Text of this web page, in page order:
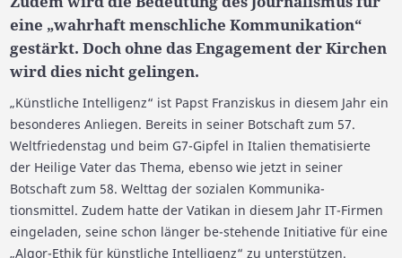
eine „wahrhaft menschliche Kommunikation“
gestärkt. Doch ohne das Engagement der Kirchen
wird dies nicht gelingen.
„Künstliche Intelligenz“ ist Papst Franziskus in diesem Jahr ein
besonderes Anliegen. Bereits in seiner Botschaft zum 57.
Weltfriedenstag und beim G7-Gipfel in Italien thematisierte
der Heilige Vater das Thema, ebenso wie jetzt in seiner
Botschaft zum 58. Welttag der sozialen Kommunika-
tionsmittel. Zudem hatte der Vatikan in diesem Jahr IT-Firmen
eingeladen, seine schon länger be-stehende Initiative für eine
„Algor-Ethik für künstliche Intelligenz“ zu unterstützen.